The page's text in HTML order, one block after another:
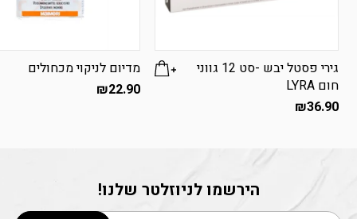
גוון צבעי גואש רחיצים 500מ"ל - צבע
גירי פסטל יבש -סט 12 גווני
חום LYRA
₪36.90
מדיום לניקוי מכחולים
₪22.90
הירשמו לניוזלטר שלנו!